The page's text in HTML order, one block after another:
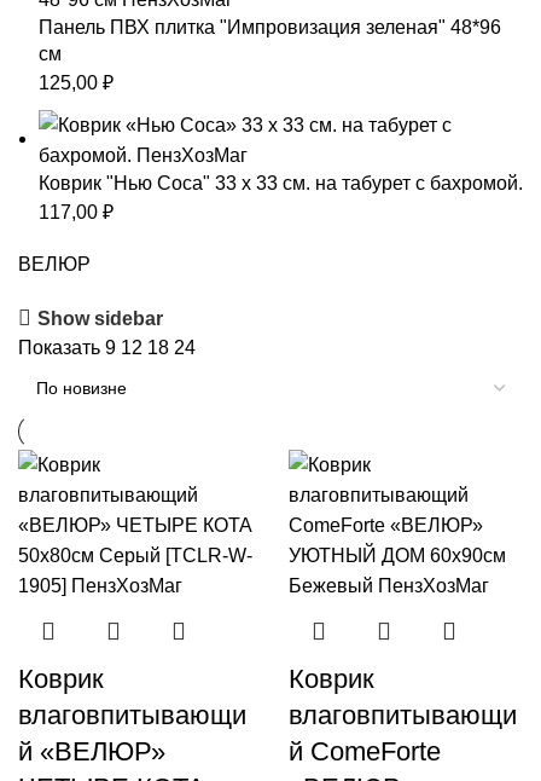
Панель ПВХ плитка "Импровизация зеленая" 48*96
см
125,00 ₽
Коврик "Нью Соса" 33 х 33 см. на табурет с бахромой.
117,00 ₽
ВЕЛЮР
Show sidebar
Показать 9 12 18 24
Коврик
влаговпитывающи
й «ВЕЛЮР»
Коврик
влаговпитывающи
й ComeForte